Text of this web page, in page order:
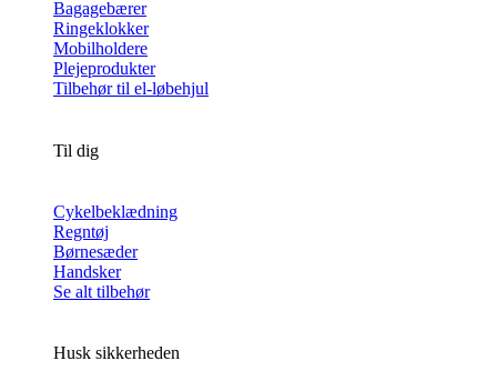
Bagagebærer
Ringeklokker
Mobilholdere
Plejeprodukter
Tilbehør til el-løbehjul
Til dig
Cykelbeklædning
Regntøj
Børnesæder
Handsker
Se alt tilbehør
Husk sikkerheden